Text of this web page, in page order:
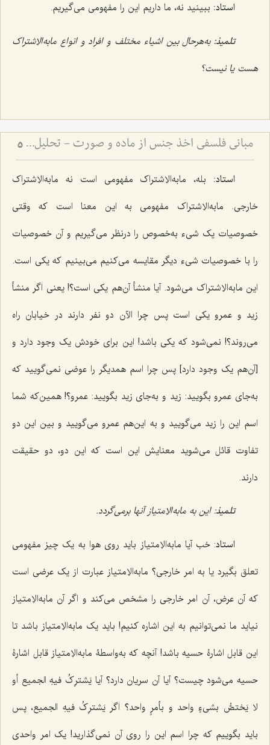
استاد: ببینید نه، ما داریم این را مفهومى مى‌گیریم.
تلمیذ:به‌هرحال بین اشیاء مختلف و افراد و انواع مابه‌الاِشتراک
هست یا نیست؟
مبانی فلسفی اخذ جنس از ماده و صورت - تحلیل دیدگاه حکمت مشاء و نقد آن در انتزاع مفاهیم 5
استاد: بله، مابه‌الاِشتراک مفهومى است نه مابه‌الاِشتراک
خارجى. مابه‌الاِشتراک مفهومى به این معنا است که وقتى
خصوصیات یک شىء به‌خصوص را درنظر مى‌گیریم و آن خصوصیات
را با خصوصیات شی‌ء دیگر مقایسه مى‌کنیم می‌بینیم که یکی است.
این مابه‌الاِشتراک می‌شود. آیا منشأ آن‌هم یکى است؟! یعنى اگر منشأ
زید و عمرو یکى است پس چرا الآن دو نفر دارند در خیابان راه
مى‌روند؟! نمى‌شود که یکى باشد! این براى خودش یک وجود دارد و
[آن‌هم یک وجود دارد] پس چرا اسم همدیگر را عوضى نمى‌گویید که
به‌جاى عمرو بگویید: زید و به‌جاى زید بگویید: عمرو؟! همین‌که شما
اسم این را زید مى‌گویید و به این‌هم عمرو مى‌گویید و بین این دو
تفاوت قائل مى‌شوید معنایش این است که این دو، دو حقیقت
دارند.
تلمیذ: این به مابه‌الاِمتیاز آنها برمى‌گردد.
استاد: خب آیا مابه‌الاِمتیاز باید روى هوا به یک چیز مفهومى
تعلق بگیرد یا به امر خارجی؟ مابه‌الاِمتیاز عبارت از یک عرضى است
که آن عرض، آن امر خارجى را مشخص مى‌کند و اگر آن مابه‌الاِمتیاز
نیاید ما نمى‌توانیم به این اشاره کنیم! باید یک مابه‌الاِمتیاز باشد تا
این قابل اشارۀ حسیه باشد! آنچه که به‌واسطۀ مابه‌الاِمتیاز قابل اشارۀ
حسیه مى‌شود چیست؟ آیا آن سریان دارد؟ آیا یَشترِکُ فیهِ الجمیع أو
لا یَختصُّ بشىءٍ واحد و بأمرٍ واحد؟ اگر یَشترِکُ فیهِ الجمیع، پس
باید بگوییم که چرا اسم این را روى آن نمى‌گذارید! یک امر واحدى